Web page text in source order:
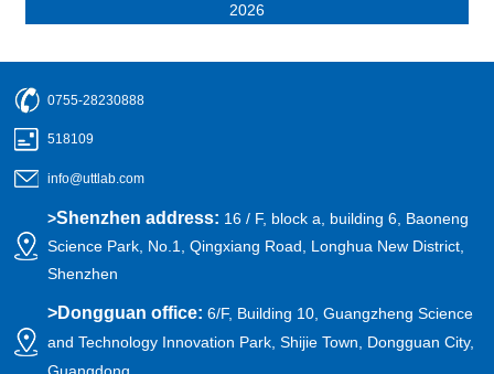
2026
0755-28230888
518109
info@uttlab.com
>Shenzhen address: 16 / F, block a, building 6, Baoneng
Science Park, No.1, Qingxiang Road, Longhua New District,
Shenzhen
>Dongguan office:6/F, Building 10, Guangzheng Science
and Technology Innovation Park, Shijie Town, Dongguan City,